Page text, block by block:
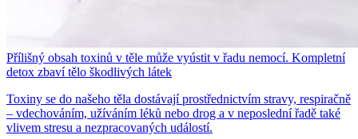
Přílišný obsah toxinů v těle může vyústit v řadu nemocí. Kompletní
detox zbaví tělo škodlivých látek
Toxiny se do našeho těla dostávají prostřednictvím stravy, respiračně
– vdechováním, užíváním léků nebo drog a v neposlední řadě také
vlivem stresu a nezpracovaných událostí.